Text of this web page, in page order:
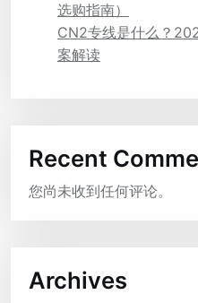
选购指南）
CN2专线是什么？
案解读
Recent
您尚未收到任何评论。
Archives